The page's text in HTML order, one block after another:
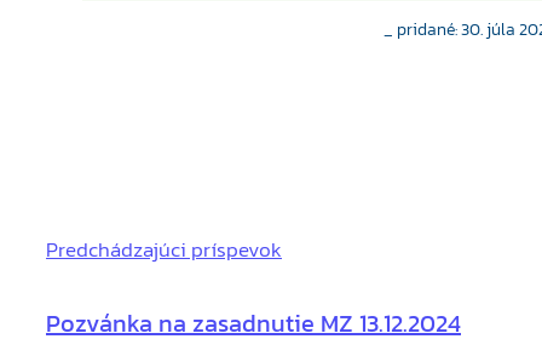
_ pridané: 30. júla
Predchádzajúci príspevok
Pozvánka na zasadnutie MZ 13.12.2024